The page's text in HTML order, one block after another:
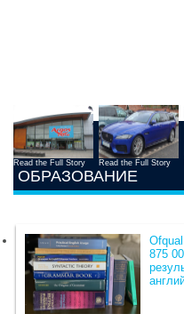
Read the Full Story Read the Full Story
ОБРАЗОВАНИЕ
875